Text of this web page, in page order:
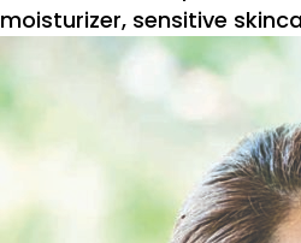
moisturizer, sensitive